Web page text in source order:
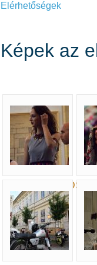
Elérhetőségek
Képek az
0_14_221916_DSH…